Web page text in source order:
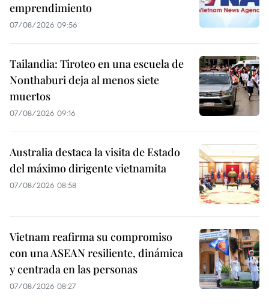
emprendimiento
07/08/2026 09:56
Tailandia: Tiroteo en una escuela de
Nonthaburi deja al menos siete
muertos
07/08/2026 09:16
Australia destaca la visita de Estado
del máximo dirigente vietnamita
07/08/2026 08:58
Vietnam reafirma su compromiso
con una ASEAN resiliente, dinámica
y centrada en las personas
07/08/2026 08:27